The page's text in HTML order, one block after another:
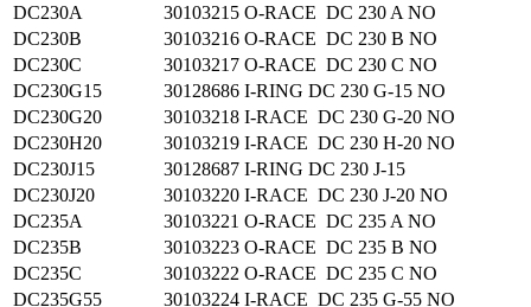
DC230A
30103215 O-RACE DC 230 A NO
DC230B
30103216 O-RACE DC 230 B NO
DC230C
30103217 O-RACE DC 230 C NO
DC230G15
30128686 I-RING DC 230 G-15 NO
DC230G20
30103218 I-RACE DC 230 G-20 NO
DC230H20
30103219 I-RACE DC 230 H-20 NO
DC230J15
30128687 I-RING DC 230 J-15
DC230J20
30103220 I-RACE DC 230 J-20 NO
DC235A
30103221 O-RACE DC 235 A NO
DC235B
30103223 O-RACE DC 235 B NO
DC235C
30103222 O-RACE DC 235 C NO
DC235G55
30103224 I-RACE DC 235 G-55 NO